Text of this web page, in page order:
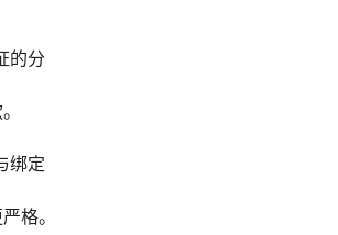
的分
绑定
格。